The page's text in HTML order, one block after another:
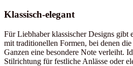
Klassisch-elegant
Für Liebhaber klassischer Designs gibt
mit traditionellen Formen, bei denen
Ganzen eine besondere Note verleiht.
Stilrichtung für festliche Anlässe oder